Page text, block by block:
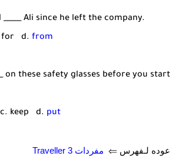
_____ Ali since he left the company.
for d. from
on these safety glasses before you start
keep d. put
عوده لـفهرس ⇐ مفردات Traveller 3